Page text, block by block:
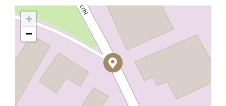
+
−